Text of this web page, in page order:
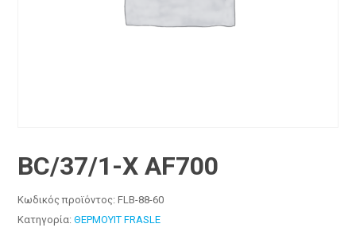
BC/37/1-X AF700
Κωδικός προϊόντος:FLB-88-60
Κατηγορία:ΘΕΡΜΟΥΙΤ FRASLE